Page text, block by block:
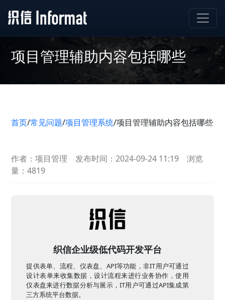
项目管理辅助内容包括哪些
首页/常见问题/项目管理系统/项目管理辅助内容包括哪些
作者：项目管理 发布时间：2024-09-24 11:19
浏览
量：4819
织信企业级低代码开发平台
提供表单、流程、仪表盘、API等功能，非IT用户可通过
设计表单来收集数据，设计流程来进行业务协作，使用
仪表盘来进行数据分析与展示，IT用户可通过API集成第
三方系统平台数据。